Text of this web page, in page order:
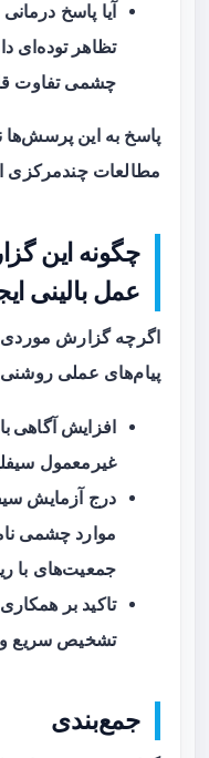
آیا پاسخ
تظاهر توده‌ای
چشمی تفاوت
پاسخ به این پرسش‌ها
مطالعات
چگونه این
عمل بالینی
اگرچه گزارش موردی
پیام‌های عملی روشنی
افزایشآگاهی
غیرمعمول
درج آزمایش
موارد چشمی
جمعیت‌های با
تاکید بر
تشخیص سریع
جمع‌بندی